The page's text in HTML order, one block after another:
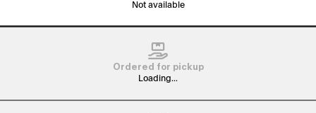
Not available
Ordered for pickup
Loading...